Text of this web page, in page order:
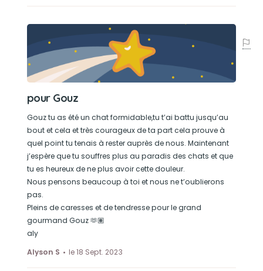
pour Gouz
Gouz tu as été un chat formidable,tu t’ai battu jusqu’au
bout et cela et très courageux de ta part cela prouve à
quel point tu tenais à rester auprès de nous. Maintenant
j’espère que tu souffres plus au paradis des chats et que
tu es heureux de ne plus avoir cette douleur.
Nous pensons beaucoup à toi et nous ne t’oublierons
pas.
Pleins de caresses et de tendresse pour le grand
gourmand Gouz 🫶🏽
aly
Alyson S
le 18 Sept. 2023